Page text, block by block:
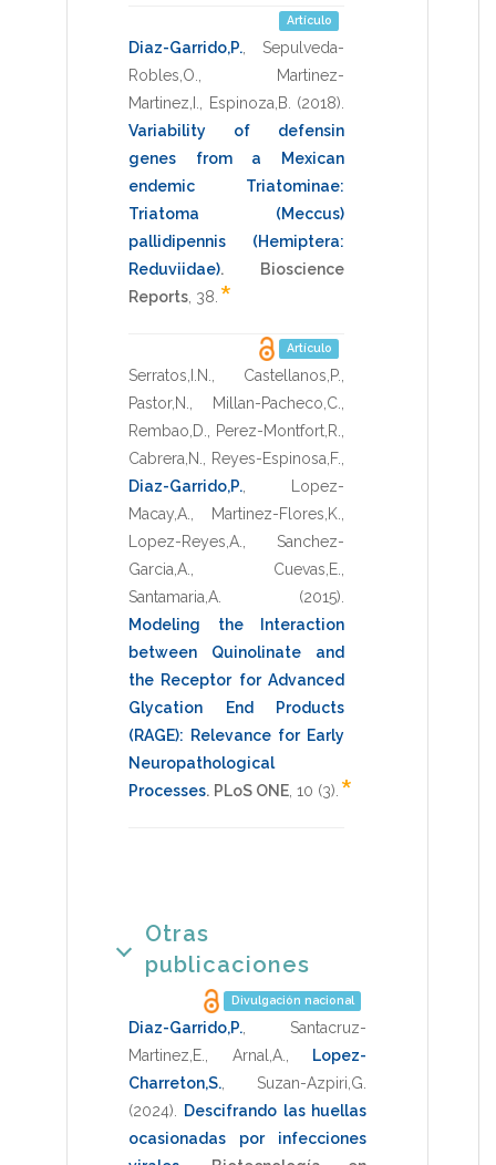
Artículo
Diaz-Garrido,P.
Sepulveda-
Robles,O.
Martinez-
Martinez,I.
Espinoza,B. (2018)
Variability of defensin
genes from a Mexican
endemic Triatominae:
Triatoma (Meccus)
pallidipennis (Hemiptera:
Reduviidae).
Bioscience
Reports 38 *
Artículo
Serratos,I.N. Castellanos,P.
Pastor,N.
Millan-Pacheco,C.
Rembao,D.
Perez-Montfort,R.
Cabrera,N.
Reyes-Espinosa,F.
Diaz-Garrido,P.
Lopez-
Macay,A.
Martinez-Flores,K.
Lopez-Reyes,A.
Sanchez-
Garcia,A.
Cuevas,E.
Santamaria,A.
(2015)
Modeling the Interaction
between Quinolinate and
the Receptor for Advanced
Glycation End Products
(RAGE): Relevance for Early
Neuropathological
Processes. PLoS ONE 10 (3). *
Otras
publicaciones
Divulgación nacional
Diaz-Garrido,P.
Santacruz-
Martinez,E.
Arnal,A.
Lopez-
Charreton,S.
Suzan-Azpiri,G.
(2024)
Descifrando las huellas
ocasionadas por infecciones